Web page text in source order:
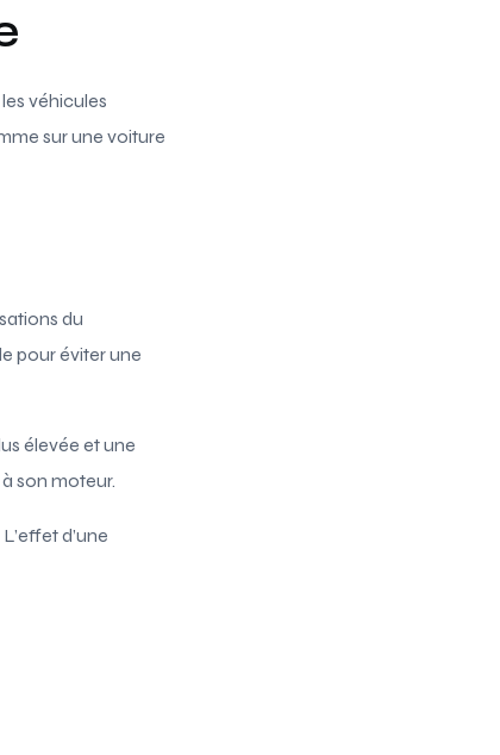
véhicules
sur une voiture
du
pour éviter une
élevée et une
son moteur.
L’effet d’une